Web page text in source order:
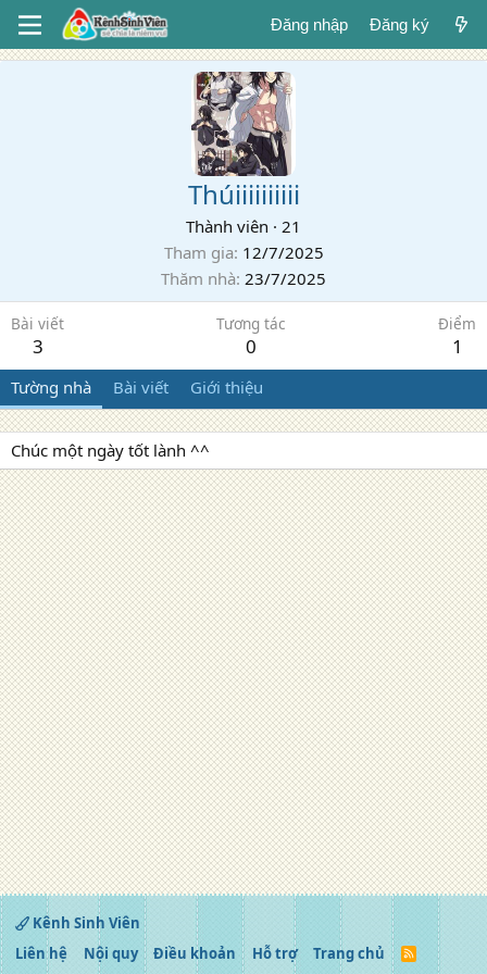
Đăng nhập Đăng ký
Thúiiiiiiiiii
Thành viên · 21
Tham gia 12/7/2025
Thăm nhà 23/7/2025
Bài viết
3
Tương tác
0
Điểm
1
Tường nhà Bài viết Giới thiệu
Chúc một ngày tốt lành ^^
Kênh Sinh Viên
Liên hệ
Nội quy Điều khoản Hỗ trợ Trang chủ
R